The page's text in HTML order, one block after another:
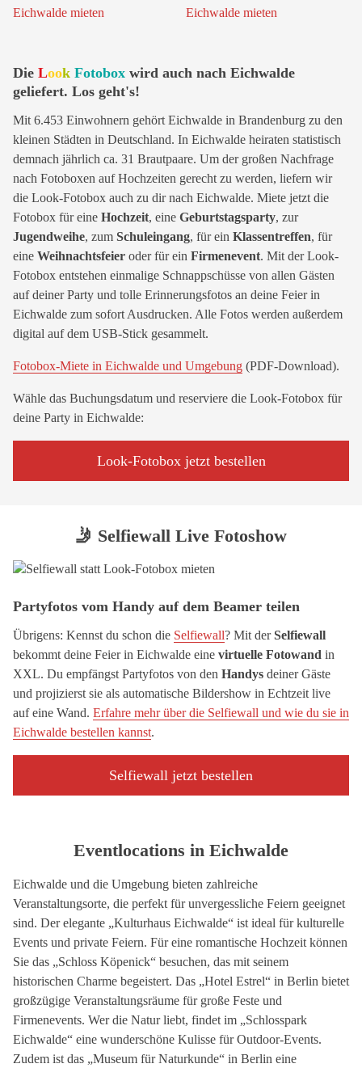
Die Look Fotobox wird auch nach Eichwalde
geliefert. Los geht's!
Mit 6.453 Einwohnern gehört Eichwalde in Brandenburg zu den
kleinen Städten in Deutschland. In Eichwalde heiraten statistisch
demnach jährlich ca. 31 Brautpaare. Um der großen Nachfrage
nach Fotoboxen auf Hochzeiten gerecht zu werden, liefern wir
die Look-Fotobox auch zu dir nach Eichwalde. Miete jetzt die
Fotobox für eine Hochzeit, eine Geburtstagsparty, zur
Jugendweihe, zum Schuleingang, für ein Klassentreffen, für
eine Weihnachtsfeier oder für ein Firmenevent. Mit der Look-
Fotobox entstehen einmalige Schnappschüsse von allen Gästen
auf deiner Party und tolle Erinnerungsfotos an deine Feier in
Eichwalde zum sofort Ausdrucken. Alle Fotos werden außerdem
digital auf dem USB-Stick gesammelt.
Fotobox-Miete in Eichwalde und Umgebung (PDF-Download).
Wähle das Buchungsdatum und reserviere die Look-Fotobox für
deine Party in Eichwalde:
Look-Fotobox jetzt bestellen
🤳 Selfiewall Live Fotoshow
Partyfotos vom Handy auf dem Beamer teilen
Übrigens: Kennst du schon die Selfiewall? Mit derSelfiewall
bekommt deine Feier in Eichwalde eine virtuelle Fotowand in
XXL. Du empfängst Partyfotos von den Handys deiner Gäste
und projizierst sie als automatische Bildershow in Echtzeit live
auf eine Wand. Erfahre mehr über die Selfiewall und wie du sie in
Eichwalde bestellen kannst.
Selfiewall jetzt bestellen
Eventlocations in Eichwalde
Eichwalde und die Umgebung bieten zahlreiche
Veranstaltungsorte, die perfekt für unvergessliche Feiern geeignet
sind. Der elegante „Kulturhaus Eichwalde“ ist ideal für kulturelle
Events und private Feiern. Für eine romantische Hochzeit können
Sie das „Schloss Köpenick“ besuchen, das mit seinem
historischen Charme begeistert. Das „Hotel Estrel“ in Berlin bietet
großzügige Veranstaltungsräume für große Feste und
Firmenevents. Wer die Natur liebt, findet im „Schlosspark
Eichwalde“ eine wunderschöne Kulisse für Outdoor-Events.
Zudem ist das „Museum für Naturkunde“ in Berlin eine